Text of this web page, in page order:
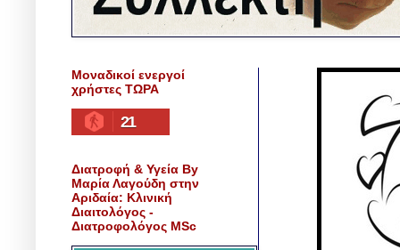
Μοναδικοί ενεργοί
χρήστες ΤΩΡΑ
21
Διατροφή & Υγεία By
Μαρία Λαγούδη στην
Αριδαία: Κλινική
Διαιτολόγος -
Διατροφολόγος MSc